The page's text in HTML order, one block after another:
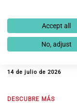
Fundación
impulsan la
Barcelona, Sevilla
14 de julio de 2026
DESCUBRE MÁS
Accept all
No, adjust